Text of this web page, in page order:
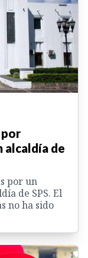
por
alcaldía de
por un
de SPS. El
no ha sido